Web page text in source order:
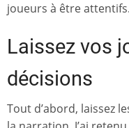
joueurs à être attentifs.
Laissez vos
décisions
Tout d’abord, laissez